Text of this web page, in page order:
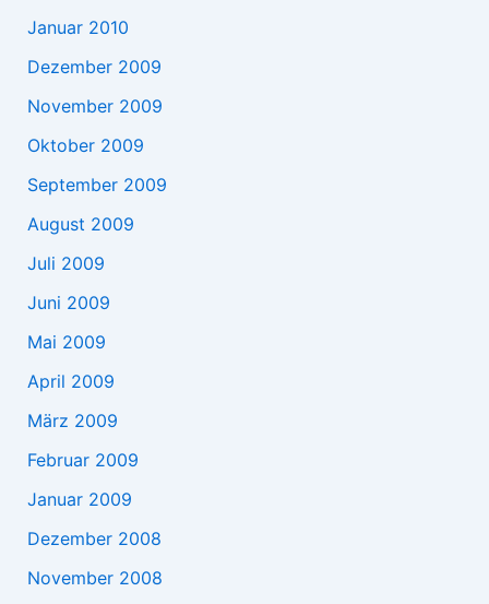
Januar 2010
Dezember 2009
November 2009
Oktober 2009
September 2009
August 2009
Juli 2009
Juni 2009
Mai 2009
April 2009
März 2009
Februar 2009
Januar 2009
Dezember 2008
November 2008